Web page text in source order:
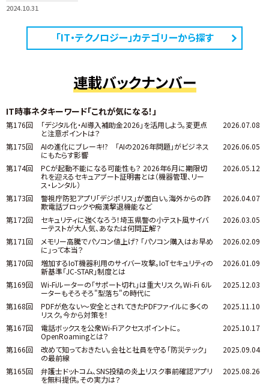
2024.10.31
「IT・テクノロジー」カテゴリーから探す
連載バックナンバー
IT時事ネタキーワード「これが気になる！」
第176回
「デジタル化・AI導入補助金2026」を活用しよう。変更点
と注意ポイントは？
2026.07.08
第175回
AIの進化にブレーキ!? 「AIの2026年問題」がビジネス
にもたらす影響
2026.06.05
第174回
PCが起動不能になる可能性も？ 2026年6月に期限切
れを迎えるセキュアブート証明書とは（機器管理、リー
ス・レンタル）
2026.05.12
第173回
警視庁防犯アプリ「デジポリス」が面白い。海外からの詐
欺電話ブロックや痴漢撃退機能など
2026.04.07
第172回
セキュリティに強くなろう！埼玉県警の小テスト風サイバ
ーテストが大人気、あなたは何問正解？
2026.03.05
第171回
メモリー高騰でパソコン値上げ? 「パソコン購入はお早め
に」って本当？
2026.02.09
第170回
増加するIoT機器利用のサイバー攻撃。IoTセキュリティの
新基準「JC-STAR」制度とは
2026.01.09
第169回
Wi-Fiルーターの「サポート切れ」は重大リスク。Wi-Fi 6ル
ーターもそろそろ"型落ち"の時代に
2025.12.03
第168回
PDFが危ない～安全とされてきたPDFファイルに多くの
リスク。今から対策を！
2025.11.10
第167回
電話ボックスを公衆Wi-Fiアクセスポイントに。
OpenRoamingとは？
2025.10.17
第166回
改めて知っておきたい。会社と社員を守る「防災テック」
の最前線
2025.09.04
第165回
弁護士ドットコム、SNS投稿の炎上リスク事前確認アプリ
を無料提供。その実力は？
2025.08.26